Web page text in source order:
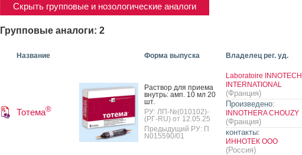
Скрыть групповые и нозологические аналоги
Групповые аналоги: 2
Название Форма выпуска Владелец рег. уд.
Тотема®
Рас­твор для при­ема
внутрь: амп. 10 мл 20
шт.
РУ: ЛП-№(010102)-
(РГ-RU) от 12.05.25
Предыдущий РУ: П
N015590/01
Laboratoire INNOTECH
INTERNATIONAL
(Франция)
Произведено:
INNOTHERA CHOUZY
(Франция)
контакты:
ИННОТЕК ООО
(Россия)